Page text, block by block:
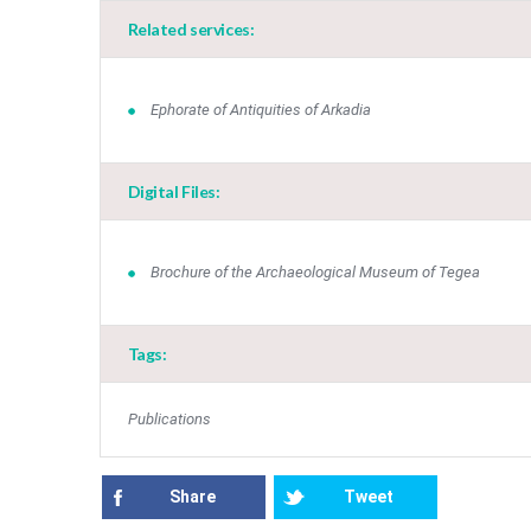
Related services:
Ephorate of Antiquities of Arkadia
Digital Files:
Brochure of the Archaeological Museum of Tegea
Tags:
Publications
Share Tweet